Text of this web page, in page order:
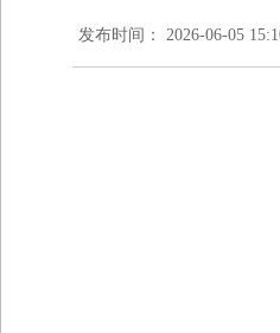
发布时间： 2026-06-05